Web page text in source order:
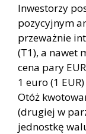
Inwestorzy
pozycyjnym
przeważnie
(T1), a nawet
cena pary
1 euro (1
Otóż
(drugiej w
jednostkę